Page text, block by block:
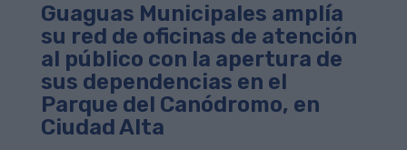
Guaguas Municipales amplía
su red de oficinas de atención
al público con la apertura de
sus dependencias en el
Parque del Canódromo, en
Ciudad Alta